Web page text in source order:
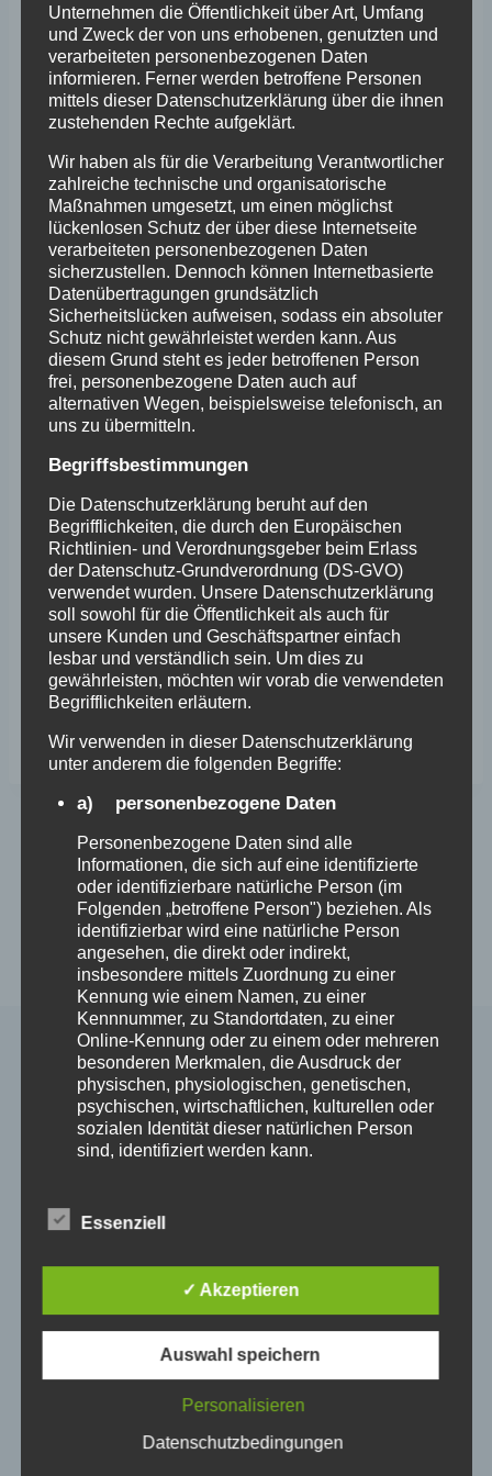
Die Adventsfenster-Aktion wird auch wieder im
Mitteilungsblatt „ausgeschrieben“ werden, so
dass sich hier Privatpersonen ebenfalls
beteiligen können.
Liebe Mitglieder, es wäre wirklich schön, wenn
sich hier möglichst viele beteiligen würden,
damit Kleinostheim in der vorweihnachtlichen
Zeit ein kleines bisschen heller wird.
Wer also Interesse hat, darf sich gerne bis zum
14.11.2022 per E-Mail bei
petra [at] reinfurth-parkett [dot] deanmelden.
Wir freuen uns über viele positive
Rückmeldungen, wunderschöne
Adventsfenster und hoffentlich erfreuliche
Kleinostheimer Begegnungen beim abendlichen
Adventsspaziergang
Herzliche Grüße
Das Vorstandsteam vom Schaufenster
Kleinostheim
Beitragsnavigation
ZURÜCK
Gärtnerei Janowski:
Weihnachten steht vor
der Tür
Tulpenaktion zum
Frühlingsbeginn
Ähnliche Beiträge
Unternehmen die Öffentlichkeit über Art, Umfang
und Zweck der von uns erhobenen, genutzten und
verarbeiteten personenbezogenen Daten
informieren. Ferner werden betroffene Personen
mittels dieser Datenschutzerklärung über die ihnen
zustehenden Rechte aufgeklärt.
Wir haben als für die Verarbeitung Verantwortlicher
zahlreiche technische und organisatorische
Maßnahmen umgesetzt, um einen möglichst
lückenlosen Schutz der über diese Internetseite
verarbeiteten personenbezogenen Daten
sicherzustellen. Dennoch können Internetbasierte
Datenübertragungen grundsätzlich
Sicherheitslücken aufweisen, sodass ein absoluter
Schutz nicht gewährleistet werden kann. Aus
diesem Grund steht es jeder betroffenen Person
frei, personenbezogene Daten auch auf
alternativen Wegen, beispielsweise telefonisch, an
uns zu übermitteln.
Begriffsbestimmungen
Die Datenschutzerklärung beruht auf den
Begrifflichkeiten, die durch den Europäischen
Richtlinien- und Verordnungsgeber beim Erlass
der Datenschutz-Grundverordnung (DS-GVO)
verwendet wurden. Unsere Datenschutzerklärung
soll sowohl für die Öffentlichkeit als auch für
unsere Kunden und Geschäftspartner einfach
lesbar und verständlich sein. Um dies zu
gewährleisten, möchten wir vorab die verwendeten
Begrifflichkeiten erläutern.
Wir verwenden in dieser Datenschutzerklärung
unter anderem die folgenden Begriffe:
a) personenbezogene Daten
Personenbezogene Daten sind alle
Informationen, die sich auf eine identifizierte
oder identifizierbare natürliche Person (im
Folgenden „betroffene Person") beziehen. Als
identifizierbar wird eine natürliche Person
angesehen, die direkt oder indirekt,
insbesondere mittels Zuordnung zu einer
Kennung wie einem Namen, zu einer
Kennnummer, zu Standortdaten, zu einer
Online-Kennung oder zu einem oder mehreren
besonderen Merkmalen, die Ausdruck der
physischen, physiologischen, genetischen,
psychischen, wirtschaftlichen, kulturellen oder
sozialen Identität dieser natürlichen Person
sind, identifiziert werden kann.
Betroffene Person ist jede identifizierte oder
Verarbeitung Verantwortlichen verarbeitet
werden.
c) Verarbeitung
Verarbeitung ist jeder mit oder ohne Hilfe
oder jede solche Vorgangsreihe im
Essenziell
✓ Akzeptieren
Auswahl speichern
Personalisieren
Datenschutzbedingungen